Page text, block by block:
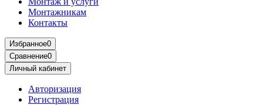
Монтажникам
Контакты
Избранное0
Сравнение0
Личный кабинет
Авторизация
Регистрация